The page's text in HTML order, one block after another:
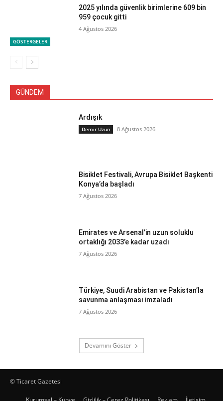
GÖSTERGELER
2025 yılında güvenlik birimlerine 609 bin
959 çocuk gitti
4 Ağustos 2026
GÜNDEM
Ardışık
Demir Uzun 8 Ağustos 2026
Bisiklet Festivali, Avrupa Bisiklet Başkenti
Konya’da başladı
7 Ağustos 2026
Emirates ve Arsenal’in uzun soluklu
ortaklığı 2033’e kadar uzadı
7 Ağustos 2026
Türkiye, Suudi Arabistan ve Pakistan’la
savunma anlaşması imzaladı
7 Ağustos 2026
Devamını Göster
© Ticaret Gazetesi